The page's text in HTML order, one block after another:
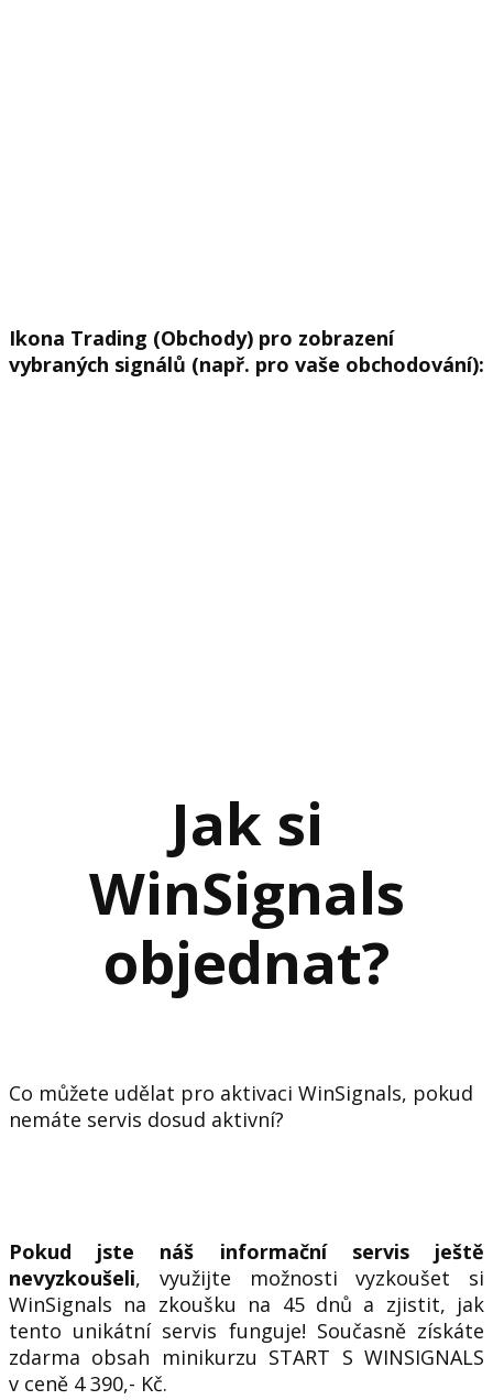
Ikona Trading (Obchody) pro zobrazení
vybraných signálů (např. pro vaše obchodování):
Jak si
WinSignals
objednat?
Co můžete udělat pro aktivaci WinSignals, pokud
nemáte servis dosud aktivní?
Pokud jste náš informační servis ještě
nevyzkoušeli, využijte možnosti vyzkoušet si
WinSignals na zkoušku na 45 dnů a zjistit, jak
tento unikátní servis funguje! Současně získáte
zdarma obsah minikurzu START S WINSIGNALS
v ceně 4 390,- Kč.